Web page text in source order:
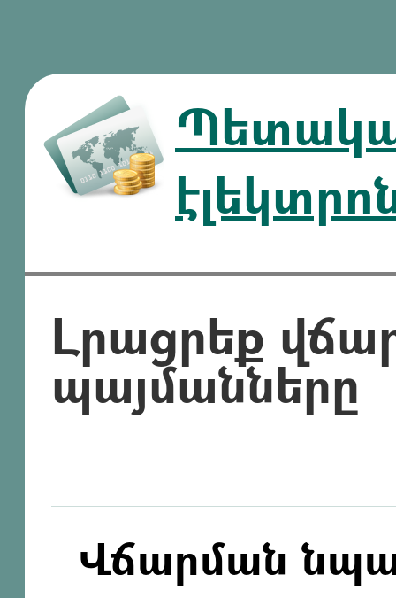
Լրացրեք
պայմանները
Վճարման